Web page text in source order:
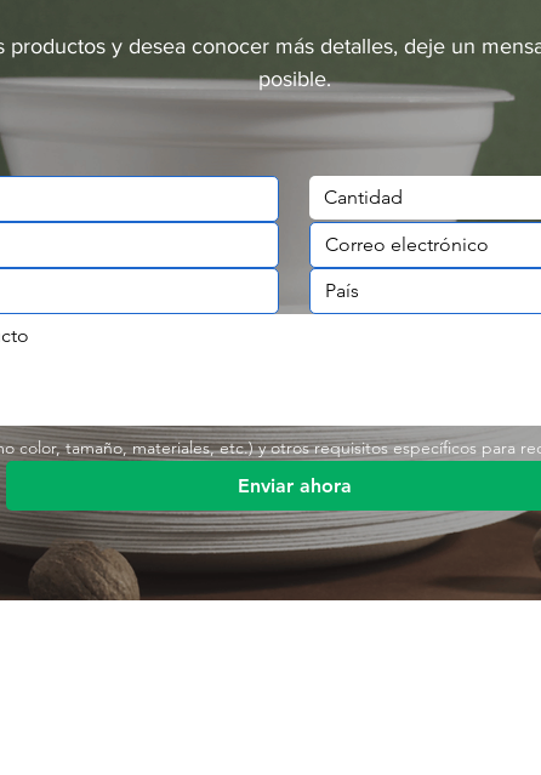
productos y desea conocer más detalles, deje un
posible.
Cantidad
color, tamaño, materiales, etc.) y otros requisitos específicos para
Enviar ahora